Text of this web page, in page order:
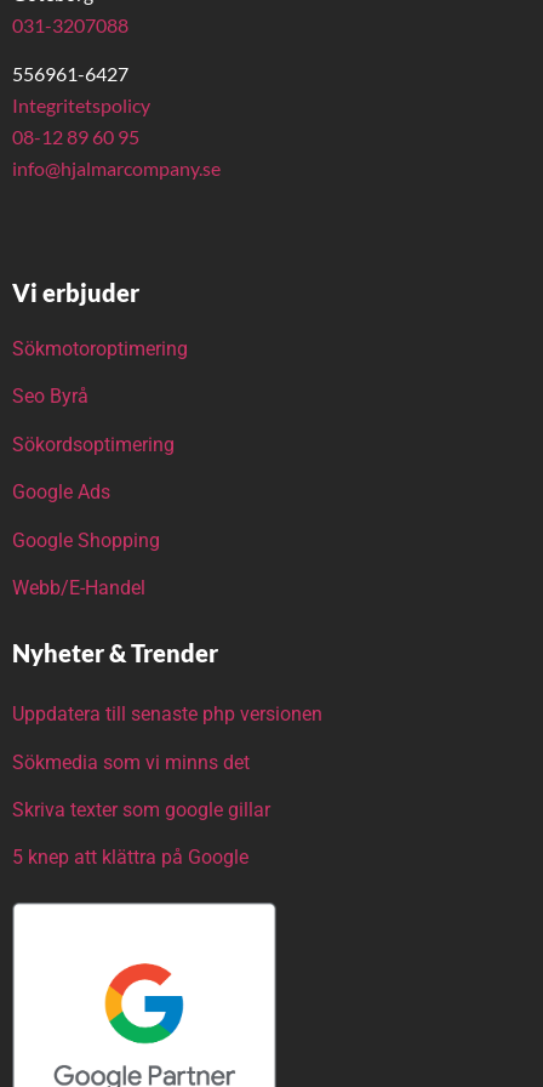
031-3207088
556961-6427
Integritetspolicy
08-12 89 60 95
info@hjalmarcompany.se
Vi erbjuder
Sökmotoroptimering
Seo Byrå
Sökordsoptimering
Google Ads
Google Shopping
Webb/E-Handel
Nyheter & Trender
Uppdatera till senaste php versionen
Sökmedia som vi minns det
Skriva texter som google gillar
5 knep att klättra på Google